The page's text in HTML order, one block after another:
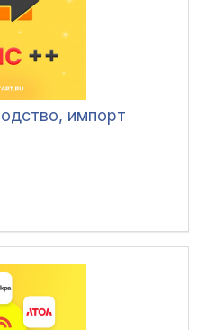
импорт